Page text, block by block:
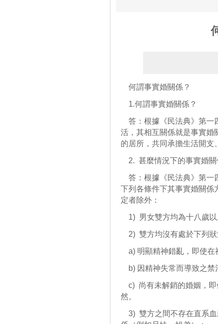
何謂事實婚關係？
1.何謂事實婚關係？
答：根據《民法典》第一
活，其相互關係就是事實婚
的居所，共同承擔生活開支
2. 甚麼情況下的事實婚關
答：根據《民法典》第一
下列各條件下其事實婚關係
定者除外：
1) 男女雙方均為十八歲以
2) 雙方均沒有處於下列狀
a) 明顯精神錯亂，即使在
b) 因精神失常而導致之禁
c) 尚有未解銷的婚姻，即
然。
3) 雙方之間不存在直系血